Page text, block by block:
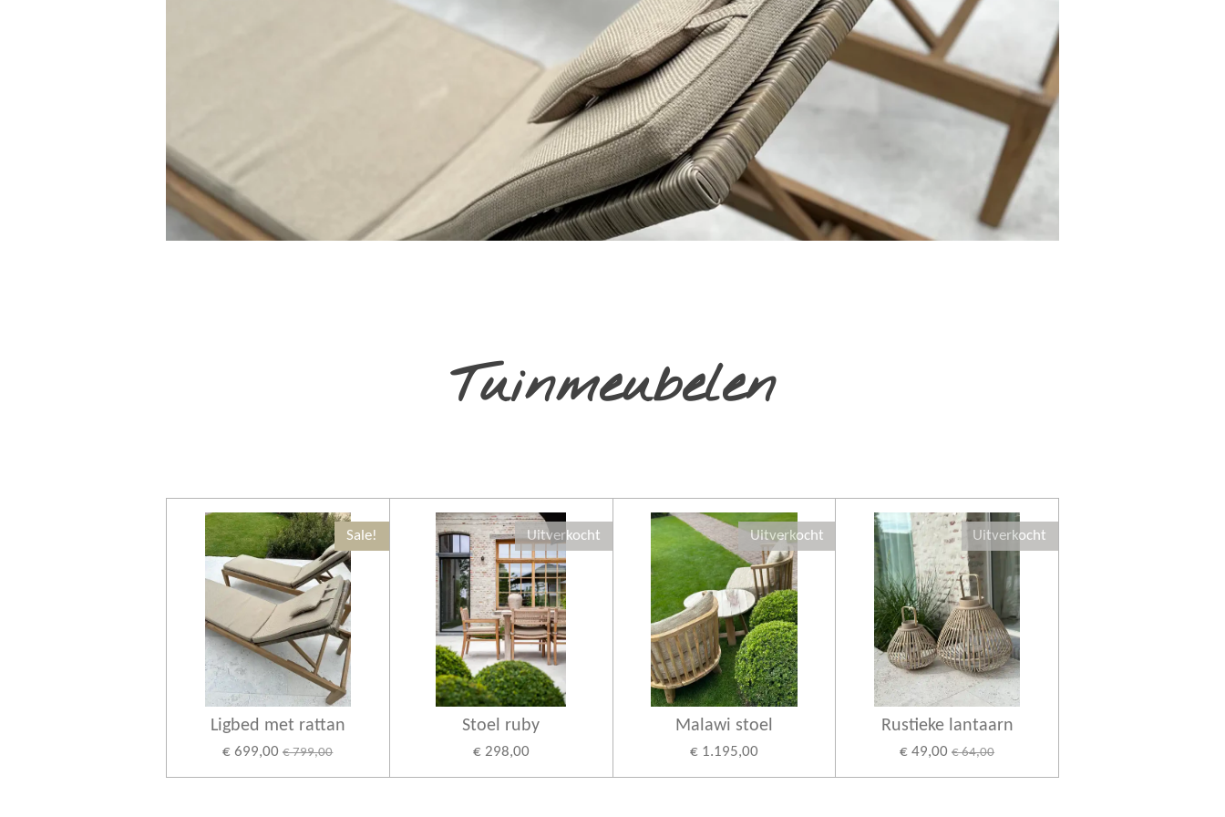
Tuinmeubelen
Sale!
Ligbed met rattan
€ 699,00 € 799,00
Uitverkocht
Stoel ruby
€ 298,00
Uitverkocht
Malawi stoel
€ 1.195,00
Uitverkocht
Rustieke lantaarn
€ 49,00 € 64,00